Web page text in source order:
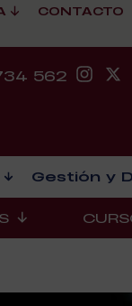
CONTACTO
562
Gestión y